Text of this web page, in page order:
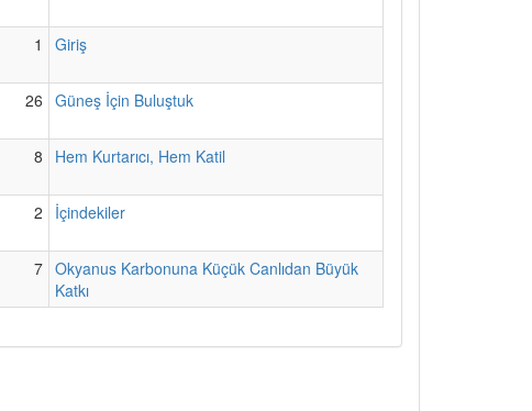
1 Giriş
26 Güneş İçin Buluştuk
8 Hem Kurtarıcı, Hem Katil
2 İçindekiler
7 Okyanus Karbonuna Küçük Canlıdan Büyük
Katkı